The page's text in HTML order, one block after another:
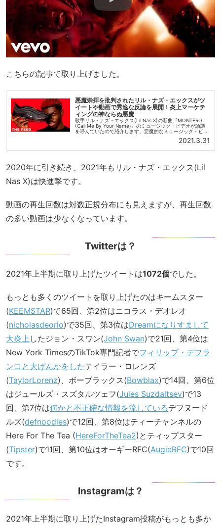
こちらの記事で取り上げました。
悪魔崇拝を批判されたリル・ナズ・エックスがツ
イートや動画で秀逸な反論を展開！炎上マーケテ
ィングの神ならぬ悪魔
歌手リル・ナズ・エックス(Lil Nas X)の新曲『MONTERO
(Call Me By Your Name)』のミュージック・ビデオが論議
を呼んでいたので紹介します。悪魔的なミュージック・ビデ
オで保守派の論客は怒り心頭に発し、怒りの声...2021.3.31
2020年に引き続き、2021年もリル・ナズ・エックス(Lil
Nas X)は快進撃です。
動画の再生回数は対数正規分布にも見えますが、再生回数
の多い動画は少なくなっています。
Twitterは？
2021年上半期に取り上げたツイートは1072個でした。
もっとも多くのツイートを取り上げたのはキームスター
(KEEMSTAR)で65回、第2位はニコラス・デオレオ
(nicholasdeorio)で35回、第3位はDreamになりすまして
大炎上 したジョン・スワン(John Swan)で21回、第4位は
New York TimesのTikTok専門記者でフィリップ・デフラ
ンコと大げんかをしたテイラー・ロレンズ
(TaylorLorenz)、ボーブラックス(Bowblax)で14回、第6位
はジュールズ・スズタルツェフ(Jules Suzdaltsev)で13
回、第7位は何かと不正確な情報を流しているデフヌード
ルズ(defnoodles)で12回、第8位はティーチャンネルの
Here For The Tea (HereForTheTea2)とティップスター
(Tipster)で11回、第10位はオーギーRFC(AugieRFC)で10回
です。
Instagramは？
2021年上半期に取り上げたInstagram投稿がもっとも多か